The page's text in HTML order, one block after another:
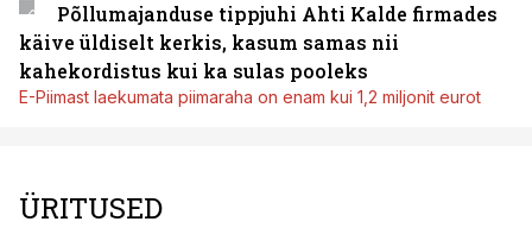
Põllumajanduse tippjuhi Ahti Kalde firmades
käive üldiselt kerkis, kasum samas nii
kahekordistus kui ka sulas pooleks
E-Piimast laekumata piimaraha on enam kui 1,2 miljonit eurot
ÜRITUSED